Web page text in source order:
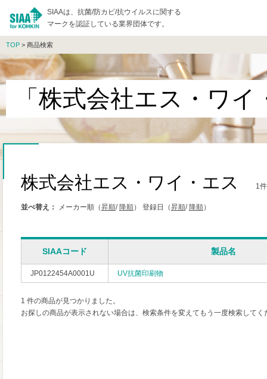
SIAAは、抗菌/防カビ/抗ウイルスに関する
マークを認証している業界団体です。
TOP > 商品検索
「株式会社エス・ワ
株式会社エス・ワイ・エス 1
並べ替え： メーカー順（昇順/ 降順） 登録日（昇順/ 降順）
SIAAコード 製品名
JP0122454A0001U UV抗菌印刷物
1 件の商品が見つかりました。
お探しの商品が表示されない場合は、検索条件を変えてもう一度検索してく